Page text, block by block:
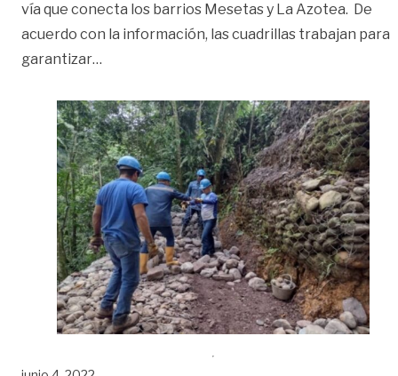
vía que conecta los barrios Mesetas y La Azotea. De
acuerdo con la información, las cuadrillas trabajan para
garantizar…